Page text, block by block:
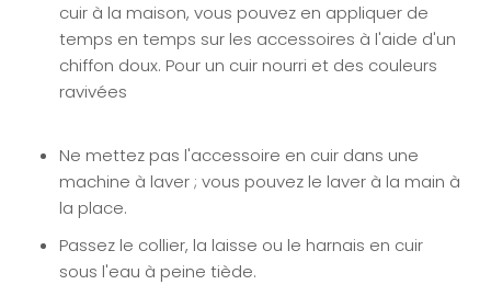
cuir à la maison, vous pouvez en appliquer de
temps en temps sur les accessoires à l'aide d'un
chiffon doux. Pour un cuir nourri et des couleurs
ravivées
Ne mettez pas l'accessoire en cuir dans une
machine à laver ; vous pouvez le laver à la main à
la place.
Passez le collier, la laisse ou le harnais en cuir
sous l'eau à peine tiède.